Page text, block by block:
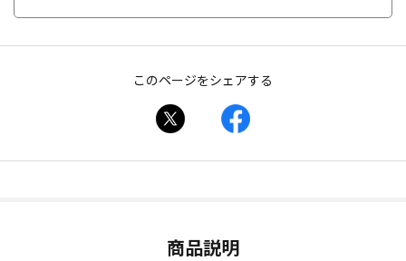
このページをシェアする
商品説明